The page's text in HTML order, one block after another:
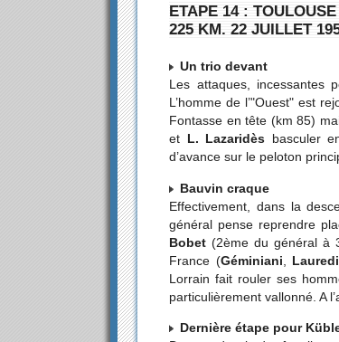
ETAPE 14 :
225 KM. 22 JUILLET
Un trio devant
Les attaques, incessantes
L’homme de l’"Ouest" est
Fontasse en tête (km 85)
et L. Lazaridès basculer
d’avance sur le peloton
Bauvin craque
Effectivement, dans la
général pense reprendre
Bobet (2ème du général à
France (Géminiani Lauredi
Lorrain fait rouler ses
particulièrement vallonné. A
Dernière étape pour